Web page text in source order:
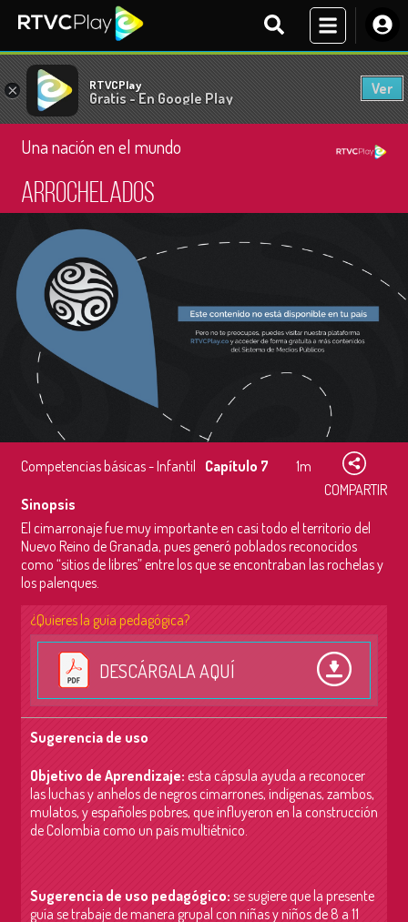
× RTVCPlay
Gratis - En Google Play
Ver
Una nación en el mundo
Arrochelados
Competencias básicas - Infantil Capítulo 7
1m
COMPARTIR
Sinopsis
El cimarronaje fue muy importante en casi todo el territorio del
Nuevo Reino de Granada, pues generó poblados reconocidos
como “sitios de libres” entre los que se encontraban las rochelas y
los palenques.
¿Quieres la guía pedagógica?
DESCÁRGALA AQUÍ
Sugerencia de uso
Objetivo de Aprendizaje: esta cápsula ayuda a reconocer
las luchas y anhelos de negros cimarrones, indígenas, zambos,
mulatos, y españoles pobres, que influyeron en la construcción
de Colombia como un país multiétnico.
Sugerencia de uso pedagógico: se sugiere que la presente
guía se trabaje de manera grupal con niñas y niños de 8 a 11